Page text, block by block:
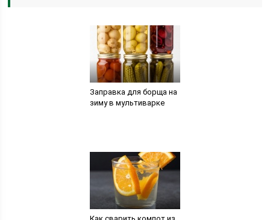
Заправка для борща на
зиму в мультиварке